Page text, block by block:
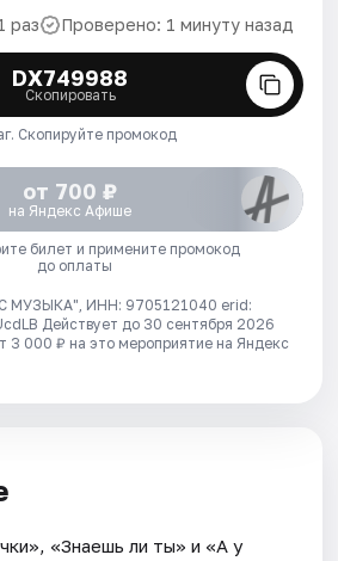
раз Проверено: 1 минуту назад
DX749988
Скопировать
Скопируйте промокод
от 700 ₽
на Яндекс Афише
билет и примените промокод
до оплаты
МУЗЫКА", ИНН: 9705121040 erid:
Действует до 30 сентября 2026
3 000 ₽ на это мероприятие на Яндекс
«Знаешь ли ты» и «А у